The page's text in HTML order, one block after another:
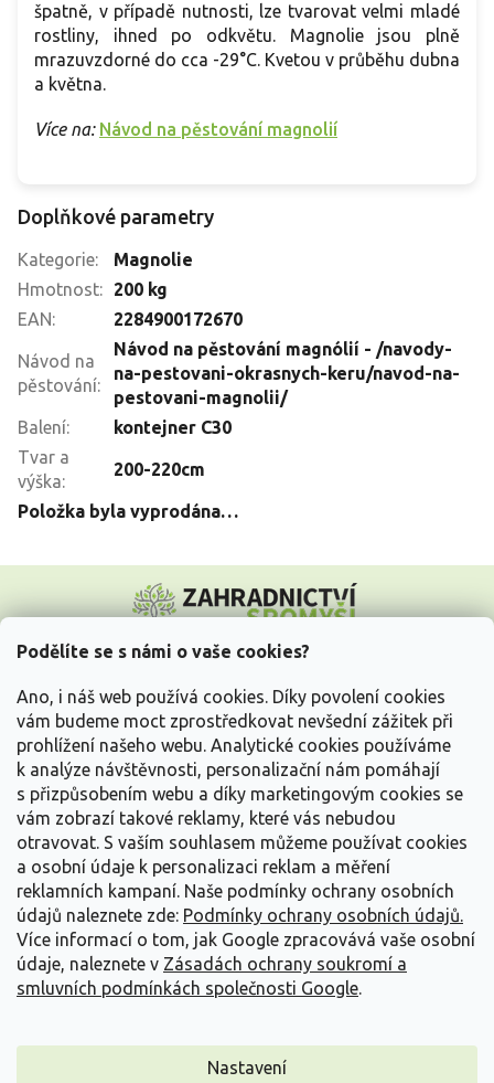
Podělíte se s námi o vaše cookies?
Ano, i náš web používá cookies. Díky povolení cookies
vám budeme moct zprostředkovat nevšední zážitek při
prohlížení našeho webu. Analytické cookies používáme
k analýze návštěvnosti, personalizační nám pomáhají
s přizpůsobením webu a díky marketingovým cookies se
vám zobrazí takové reklamy, které vás nebudou
otravovat. S vaším souhlasem můžeme používat cookies
a osobní údaje k personalizaci reklam a měření
reklamních kampaní. Naše podmínky ochrany osobních
údajů naleznete zde: Podmínky ochrany osobních údajů.
Více informací o tom, jak Google zpracovává vaše osobní
údaje, naleznete v Zásadách ochrany soukromí a
smluvních podmínkách společnosti Google.
Nastavení
špatně, v případě nutnosti, lze tvarovat velmi mladé
rostliny, ihned po odkvětu. Magnolie jsou plně
mrazuvzdorné do cca -29°C. Kvetou v průběhu dubna
a května.
Více na: Návod na pěstování magnolií
Doplňkové parametry
Kategorie:
Magnolie
Hmotnost:
200 kg
EAN: 2284900172670
Návod na
pěstování:
Návod na pěstování magnólií - /navody-
na-pestovani-okrasnych-keru/navod-na-
pestovani-magnolii/
Balení:
kontejner C30
Tvar a
výška:
200-220cm
Položka byla vyprodána…
p
Vše o nákupu
Informace pro Vás
Kontakujte nás
Vytvořil Shoptet